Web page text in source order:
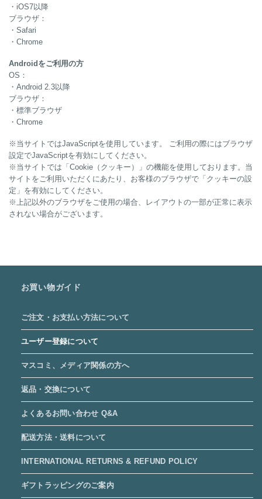
・iOS7以降
ブラウザ：
・Safari
・Chrome
Androidをご利用の方
OS：
・Android 2.3以降
ブラウザ：
・標準ブラウザ
・Chrome
※当サイトではJavaScriptを使用しています。 ご利用の際にはブラウザ
設定でJavaScriptを有効にしてください。
※当サイトでは「Cookie（クッキー）」の機能を使用しております。当
サイトをご利用いただくにあたり、お客様のブラウザで「クッキーの設
定」を有効にしてください。
※上記以外のブラウザをご使用の場合、レイアウトの一部が正常に表示
されない場合がございます。
お買い物ガイド
ご注文・お支払い方法について
ユーザー登録について
マスコミ、メディア関係の方へ
返品・交換について
よくあるお問い合わせ Q&A
配送方法・送料について
INTERNATIONAL RETURNS & REFUND POLICY
ギフトラッピングのご案内